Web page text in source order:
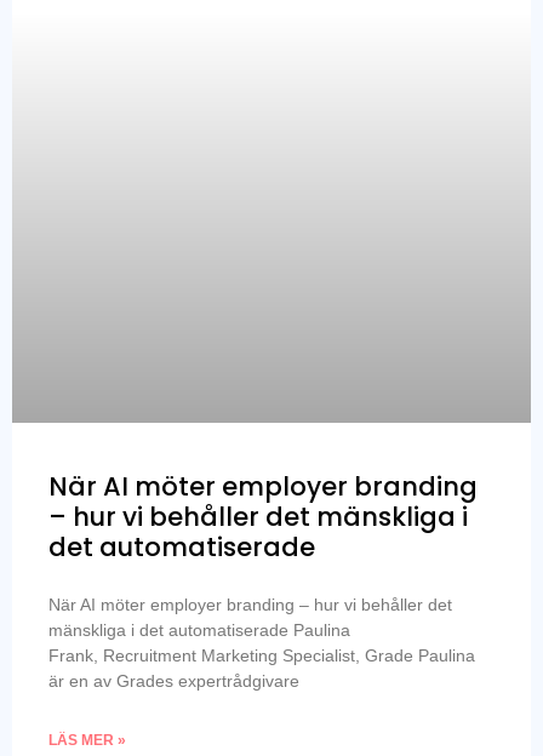
När AI möter employer branding
– hur vi behåller det mänskliga i
det automatiserade
När AI möter employer branding – hur vi behåller det
mänskliga i det automatiserade Paulina
Frank, Recruitment Marketing Specialist, Grade Paulina
är en av Grades expertrådgivare
LÄS MER »